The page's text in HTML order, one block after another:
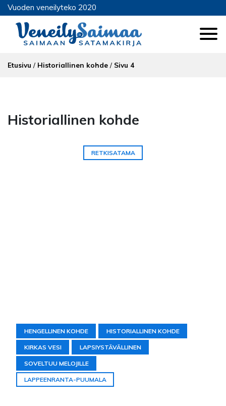
Vuoden veneilyteko 2020
Etusivu / Historiallinen kohde / Sivu 4
Historiallinen kohde
RETKISATAMA
HENGELLINEN KOHDE HISTORIALLINEN KOHDE
KIRKAS VESI LAPSIYSTÄVÄLLINEN
SOVELTUU MELOJILLE
LAPPEENRANTA-PUUMALA